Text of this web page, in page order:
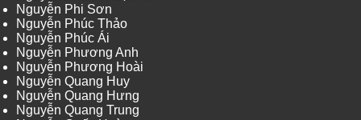
Nguyễn Phi Sơn
Nguyễn Phúc Thảo
Nguyễn Phúc Ái
Nguyễn Phương Anh
Nguyễn Phương Hoài
Nguyễn Quang Huy
Nguyễn Quang Hưng
Nguyễn Quang Trung